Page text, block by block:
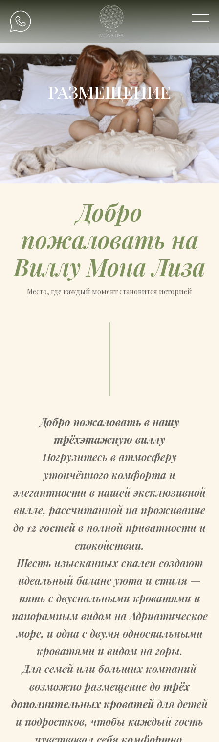
РАЗМЕЩЕНИЕ
Добро
пожаловать на
Виллу Мона Лиза
Место, где каждый момент становится историей
Добро пожаловать в нашу
трёхэтажную виллу
Погрузитесь в атмосферу
утончённого комфорта и
элегантности в нашей эксклюзивной
вилле, рассчитанной на проживание
до 12 гостей в полной приватности и
спокойствии.
Шесть изысканных спален создают
идеальный баланс уюта и стиля —
пять с двуспальными кроватями и
панорамным видом на Адриатическое
море, и одна с двумя односпальными
кроватями и видом на горы.
Для семей или больших компаний
возможно размещение до трёх
дополнительных кроватей для детей
и подростков, чтобы каждый гость
чувствовал себя комфортно.